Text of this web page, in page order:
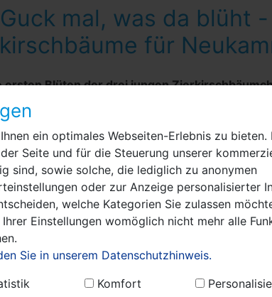
ein optimales Webseiten-Erlebnis zu bieten.
Seite und für die Steuerung unserer
sind, sowie solche, die lediglich zu anonymen
oder zur Anzeige personalisierter
welche Kategorien Sie zulassen
Einstellungen womöglich nicht mehr alle
Sie in unserem Datenschutzhinweis.
Komfort
Guck mal, was da blüht -
für
ersten Blüten der drei jungen
haben den Frost der vergangenen Tage gut
Pflanzaktion hatten die Mitglieder des
Bäume gepflanzt, von denen sich am
und Nauens Ortsteilbeauftragte Ellen Mahler
Sitzung des Ortsbeirats begutachteten sie
durch Nauens mit rund 100 Einwohnern
Blüthmann, der stellvertretenden
Manfred Jait (alle LWN) die kräftigen
im Mittelweg wurden vorab gemeinsam mit
mit ihren Blüten bieten den Bienen